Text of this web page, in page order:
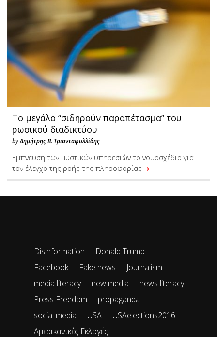
Το μεγάλο “σιδηρούν παραπέτασμα” του
ρωσικού διαδικτύου
byΔημήτρης Β. Τριανταφυλλίδης
Εμπνευση των μυστικών υπηρεσιών το νομοσχέδιο για
τον έλεγχο της ροής της πληροφορίας
Disinformation
Donald Trump
Facebook
Fake news
Journalism
media literacy
new media
news literacy
Press Freedom
propaganda
social media
USA
USAelections2016
Αμερικανικές Εκλογές